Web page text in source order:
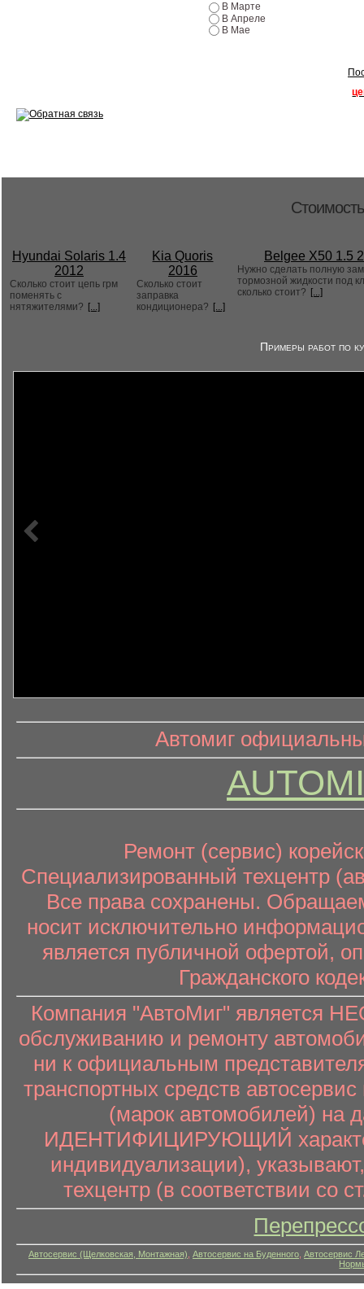
В Марте
В Апреле
В Мае
Hyundai Solaris 1.4
2012
Сколько стоит цепь грм
поменять с
нятяжителями? [...]
Kia Quoris
2016
Сколько стоит
заправка
кондиционера? [...]
Belgee X50 1.5
Нужно сделать полную
тормозной жидкости под
сколько стоит? [...]
Примеры работ по
информационный контент
Автомиг
Ремонт (сервис)
Специализированный техцентр
Все права сохранены.
носит исключительно
является публичной офертой,
Гражданского
Компания "АвтоМиг" является
обслуживанию и ремонту
ни к официальным
транспортных средств
(марок автомобилей) на
ИДЕНТИФИЦИРУЮЩИЙ характер
индивидуализации),
техцентр (в соответствии со
Автосервис (Щелковская, Монтажная) Автосервис на Буденного Автосервис